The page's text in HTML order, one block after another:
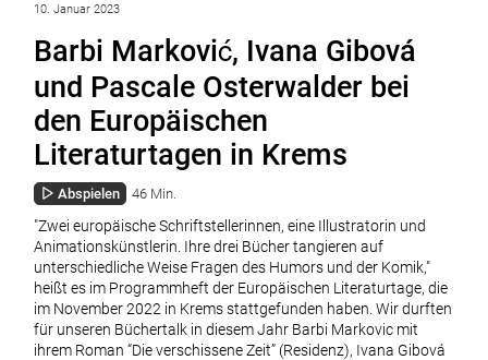
10. Januar 2023
Barbi Marković, Ivana Gibová
und Pascale Osterwalder bei
den Europäischen
Literaturtagen in Krems
Abspielen 46 Min.
"Zwei europäische Schriftstellerinnen, eine Illustratorin und
Animationskünstlerin. Ihre drei Bücher tangieren auf
unterschiedliche Weise Fragen des Humors und der Komik,"
heißt es im Programmheft der Europäischen Literaturtage, die
im November 2022 in Krems stattgefunden haben. Wir durften
für unseren Büchertalk in diesem Jahr Barbi Markovic mit
ihrem Roman “Die verschissene Zeit” (Residenz), Ivana Gibová